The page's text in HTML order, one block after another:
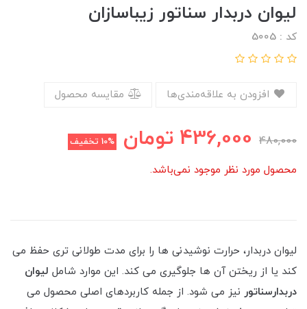
‏لیوان دربدار سناتور زیباسازان
کد : 5005
مقایسه محصول
480,000
436,000 تومان 10% تخفیف
محصول مورد نظر موجود نمی‌باشد.
لیوان دربدار، حرارت نوشیدنی‌ ها را برای مدت طولانی‌ تری حفظ می
کند یا از ریختن آن ها جلوگیری می کند. این موارد شامل لیوان
دربدارسناتور نیز می شود. از جمله کاربردهای اصلی محصول می‌